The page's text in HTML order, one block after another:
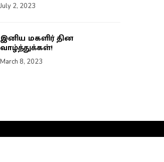
July 2, 2023
இனிய மகளிர் தின
வாழ்த்துக்கள்!
March 8, 2023